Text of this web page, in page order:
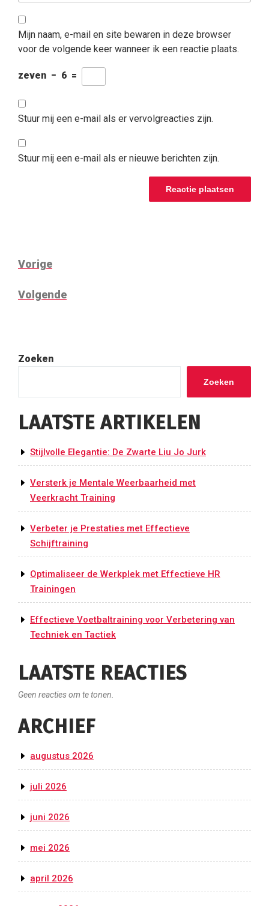
Mijn naam, e-mail en site bewaren in deze browser
voor de volgende keer wanneer ik een reactie plaats.
zeven − 6 =
Stuur mij een e-mail als er vervolgreacties zijn.
Stuur mij een e-mail als er nieuwe berichten zijn.
BERICHTNAVIGATIE
Vorig
Vorige
Volgend
Volgende
Zoeken
Zoeken
LAATSTE ARTIKELEN
Stijlvolle Elegantie: De Zwarte Liu Jo Jurk
Versterk je Mentale Weerbaarheid met
Veerkracht Training
Verbeter je Prestaties met Effectieve
Schijftraining
Optimaliseer de Werkplek met Effectieve HR
Trainingen
Effectieve Voetbaltraining voor Verbetering van
Techniek en Tactiek
LAATSTE REACTIES
Geen reacties om te tonen.
ARCHIEF
augustus 2026
juli 2026
juni 2026
mei 2026
april 2026